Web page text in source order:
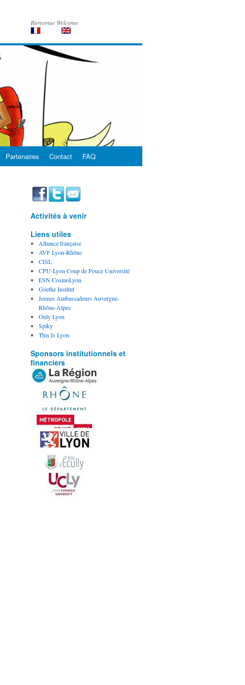
Bienvenue Welcome
Partenaires Contact FAQ
Activités à venir
Liens utiles
Alliance française
AVF Lyon-Rhône
CISL
CPU-Lyon Coup de Pouce Université
ESN CosmoLyon
Goethe Institut
Jeunes Ambassadeurs Auvergne-
Rhône-Alpes
Only Lyon
Spiky
This Is Lyon
Sponsors institutionnels et
financiers